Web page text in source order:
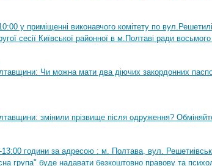
у приміщенні виконавчого комітету по
сесії Київської районної в м.Полтаві ради
Чи можна мати два діючих закордонних
змінили прізвище після одруження?
години за адресою : м. Полтава, вул.
група" буде надавати безкоштовно правову та